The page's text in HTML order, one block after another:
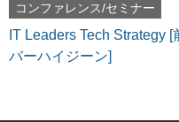
コンファレンス/セミナー
IT Leaders Tech Strategy
バーハイジーン]